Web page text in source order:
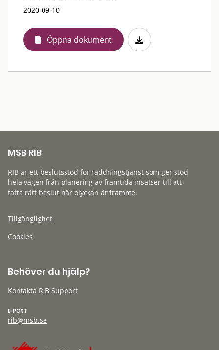
2020-09-10
Öppna dokument
MSB RIB
RIB är ett beslutsstöd för räddningstjänst som ger stöd
hela vägen från planering av framtida insatser till att
fatta rätt beslut när olyckan är framme.
Tillgänglighet
Cookies
Behöver du hjälp?
Kontakta RIB Support
E-POST
rib@msb.se